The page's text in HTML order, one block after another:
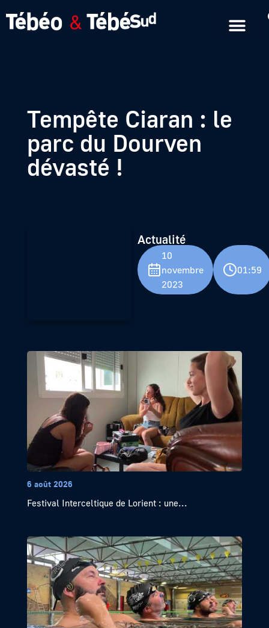
Tempête Ciaran : le
parc du Dourven
dévasté !
Actualité
10
novembre
2023
01:59
6 août 2026
Festival Interceltique de Lorient : une...